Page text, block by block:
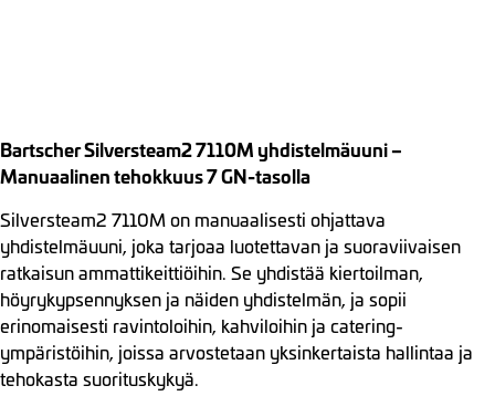
Bartscher Silversteam2 7110M yhdistelmäuuni –
Manuaalinen tehokkuus 7 GN-tasolla
Silversteam2 7110M on manuaalisesti ohjattava
yhdistelmäuuni, joka tarjoaa luotettavan ja suoraviivaisen
ratkaisun ammattikeittiöihin. Se yhdistää kiertoilman,
höyrykypsennyksen ja näiden yhdistelmän, ja sopii
erinomaisesti ravintoloihin, kahviloihin ja catering-
ympäristöihin, joissa arvostetaan yksinkertaista hallintaa ja
tehokasta suorituskykyä.